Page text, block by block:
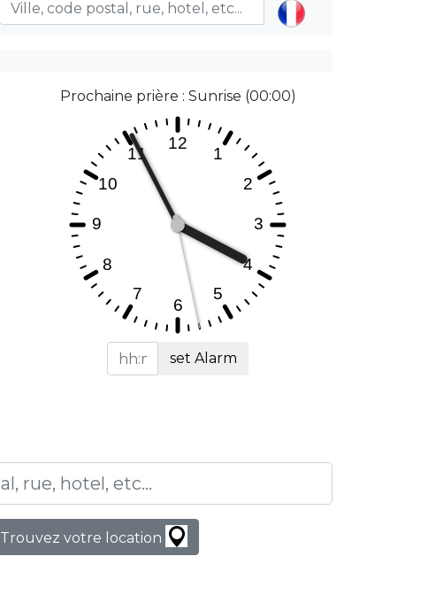
Prochaine prière : Sunrise (00:00)
set Alarm
Trouvez votre location